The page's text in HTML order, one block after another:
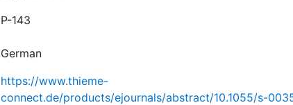
P-143
German
https://www.thieme-
connect.de/products/ejournals/abstract/10.1055/s-